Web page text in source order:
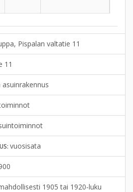
Pispalan valtatie 11
11
asuinrakennus
vuosisata
1905 tai 1920-luku